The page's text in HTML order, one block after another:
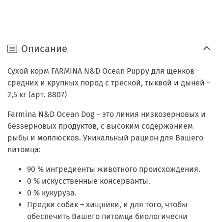
Описание
Сухой корм FARMINA N&D Ocean Puppy для щенков
средних и крупных пород с треской, тыквой и дыней -
2,5 кг (арт. 8807)
Farmina N&D Ocean Dog – это линия низкозерновых и
беззерновых продуктов, с высоким содержанием
рыбы и моллюсков. Уникальный рацион для Вашего
питомца:
90 % ингредиенты животного происхождения.
0 % искусственные консерванты.
0 % кукуруза.
Предки собак – хищники, и для того, чтобы
обеспечить Вашего питомца биологически